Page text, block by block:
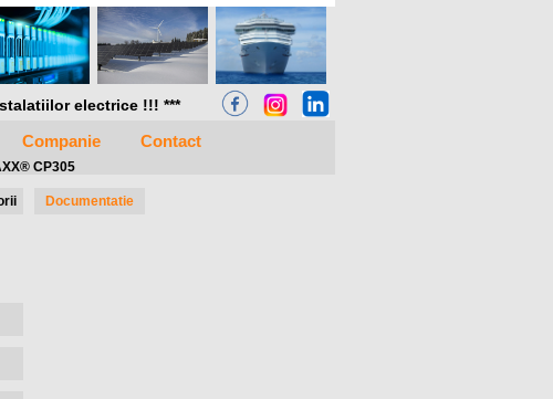
electrice !!! ***
Companie Contact
CP305
Documentatie